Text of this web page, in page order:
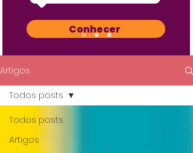
Conhecer
Artigos
Todos posts
Artigos
Todos posts